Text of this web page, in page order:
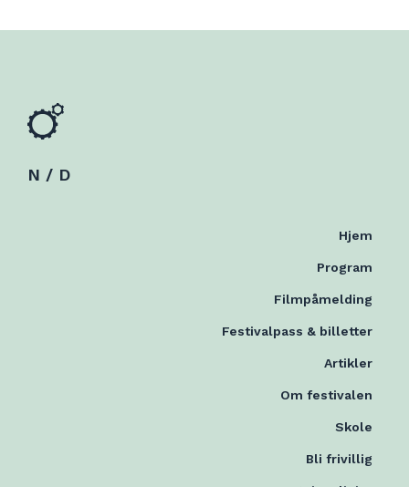
N / D
Hjem
Program
Filmpåmelding
Festivalpass & billetter
Artikler
Om festivalen
Skole
Bli frivillig